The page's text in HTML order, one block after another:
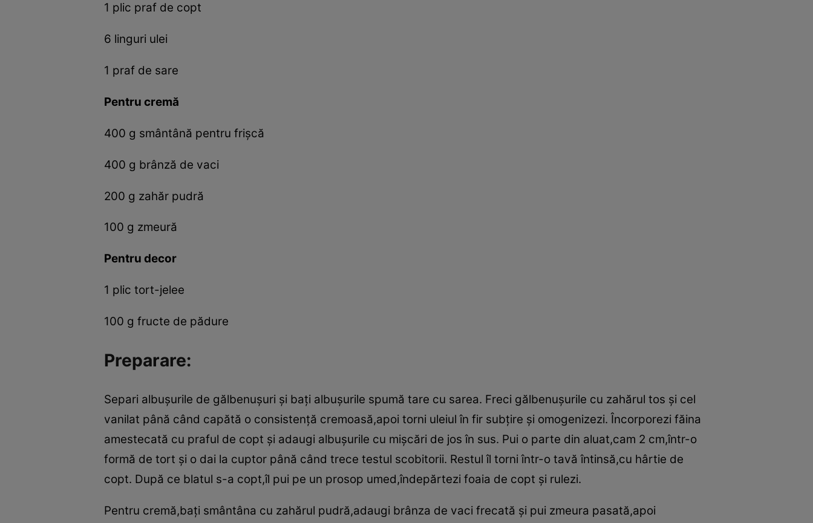
1 plic praf de copt
6 linguri ulei
1 praf de sare
Pentru cremă
400 g smântână pentru frişcă
400 g brânză de vaci
200 g zahăr pudră
100 g zmeură
Pentru decor
1 plic tort-jelee
100 g fructe de pădure
Preparare:
Separi albuşurile de gălbenuşuri şi baţi albuşurile spumă tare cu sarea. Freci gălbenuşurile cu zahărul tos şi cel
vanilat până când capătă o consistenţă cremoasă,apoi torni uleiul în fir subţire şi omogenizezi. Încorporezi făina
amestecată cu praful de copt şi adaugi albuşurile cu mişcări de jos în sus. Pui o parte din aluat,cam 2 cm,într-o
formă de tort şi o dai la cuptor până când trece testul scobitorii. Restul îl torni într-o tavă întinsă,cu hârtie de
copt. După ce blatul s-a copt,îl pui pe un prosop umed,îndepărtezi foaia de copt şi rulezi.
Pentru cremă,baţi smântâna cu zahărul pudră,adaugi brânza de vaci frecată şi pui zmeura pasată,apoi